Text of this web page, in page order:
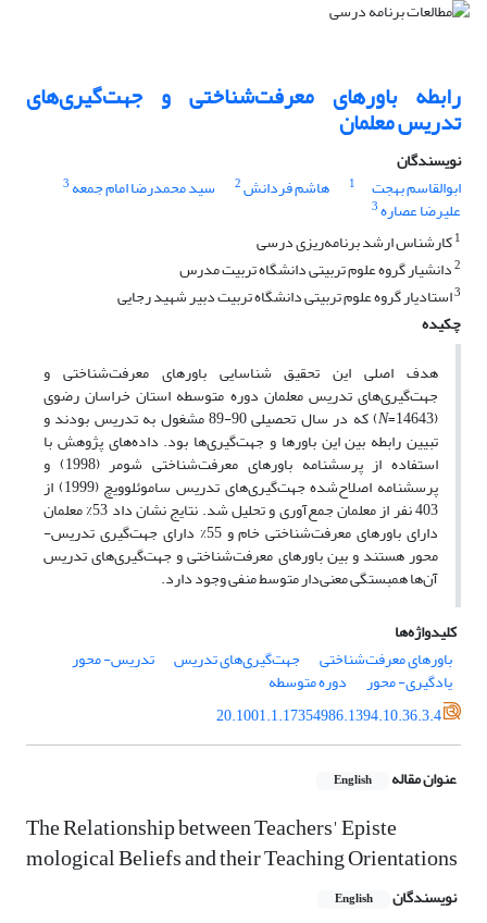
رابطه باورهای معرفت‌شناختی و جهت‌گیری‌های
تدریس معلمان
نویسندگان
ابوالقاسم بهجت
1 هاشم فردانش2 سید محمدرضا امام جمعه 3
علیرضا عصاره3
1کارشناس ارشد برنامه‌ریزی درسی
2دانشیار گروه علوم تربیتی دانشگاه تربیت مدرس
3استادیار گروه علوم تربیتی دانشگاه تربیت دبیر شهید رجایی
چکیده
هدف اصلی این تحقیق شناسایی باورهای معرفت‌شناختی و
جهت‌گیری‌های تدریس معلمان دوره متوسطه استان خراسان رضوی
(14643=
N ) که در سال تحصیلی 90-89 مشغول به تدریس بودند و
تبیین رابطه بین این باورها و جهت‌گیری‌ها بود. داده‌های پژوهش با
استفاده از پرسشنامه باورهای معرفت‌شناختی شومر (1998) و
پرسشنامه اصلاح‌شده جهت‌گیری‌های تدریس ساموئلوویچ (1999) از
403 نفر از معلمان جمع‌آوری و تحلیل شد. نتایج نشان داد 53% معلمان
دارای باورهای معرفت‌شناختی خام و 55% دارای جهت‌گیری تدریس-
محور هستند و بین باورهای معرفت‌شناختی و جهت‌گیری‌های تدریس
آن‌ها همبستگی معنی‌دار متوسط منفی وجود دارد.
کلیدواژه‌ها
باورهای معرفت‌شناختی
جهت‌گیری‌های تدریس تدریس- محور
یادگیری- محور
دوره متوسطه
20.1001.1.17354986.1394.10.36.3.4
عنوان مقاله English
The Relationship between Teachers' Episte
mological Beliefs and their Teaching Orientations
نویسندگان English